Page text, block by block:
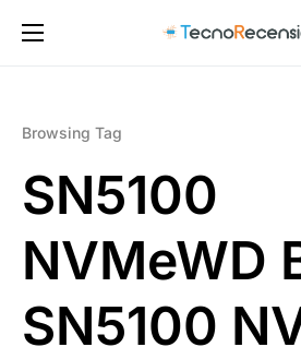
Browsing Tag
SN5100
NVMeWD
SN5100